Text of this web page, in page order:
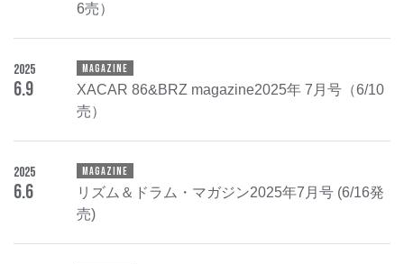
6売）
2025
6.9
MAGAZINE
XACAR 86&BRZ magazine2025年 7月号（6/10
売）
2025
6.6
MAGAZINE
リズム＆ドラム・マガジン2025年7月号 (6/16発
売)